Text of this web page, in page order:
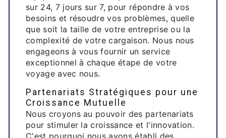
sur 24, 7 jours sur 7, pour répondre à vos
besoins et résoudre vos problèmes, quelle
que soit la taille de votre entreprise ou la
complexité de votre cargaison. Nous nous
engageons à vous fournir un service
exceptionnel à chaque étape de votre
voyage avec nous.
Partenariats Stratégiques pour une
Croissance Mutuelle
Nous croyons au pouvoir des partenariats
pour stimuler la croissance et l'innovation.
C'est pourquoi nous avons établi des